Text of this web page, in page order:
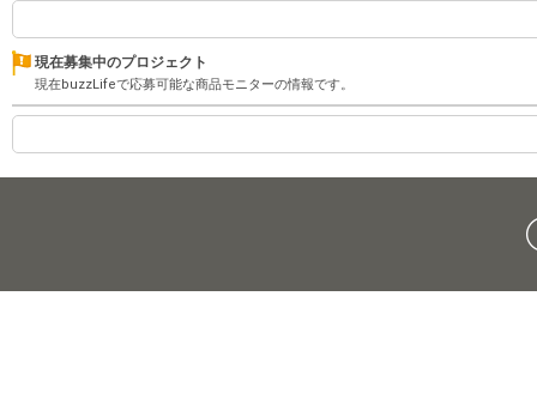
現在募集中のプロジェクト
現在buzzLifeで応募可能な商品モニターの情報です。